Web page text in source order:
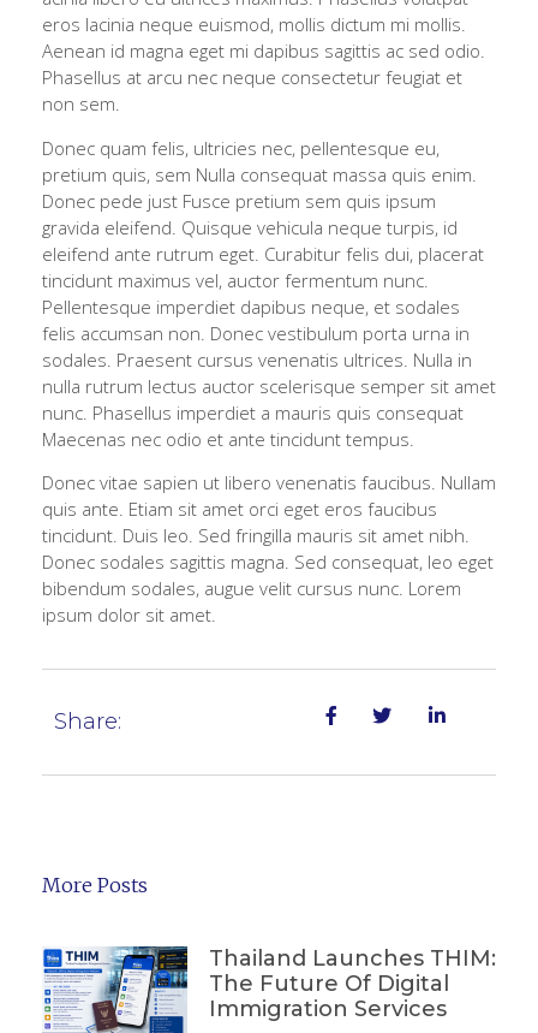
eros lacinia neque euismod, mollis dictum mi mollis.
Aenean id magna eget mi dapibus sagittis ac sed odio.
Phasellus at arcu nec neque consectetur feugiat et
non sem.
Donec quam felis, ultricies nec, pellentesque eu,
pretium quis, sem Nulla consequat massa quis enim.
Donec pede just Fusce pretium sem quis ipsum
gravida eleifend. Quisque vehicula neque turpis, id
eleifend ante rutrum eget. Curabitur felis dui, placerat
tincidunt maximus vel, auctor fermentum nunc.
Pellentesque imperdiet dapibus neque, et sodales
felis accumsan non. Donec vestibulum porta urna in
sodales. Praesent cursus venenatis ultrices. Nulla in
nulla rutrum lectus auctor scelerisque semper sit amet
nunc. Phasellus imperdiet a mauris quis consequat
Maecenas nec odio et ante tincidunt tempus.
Donec vitae sapien ut libero venenatis faucibus. Nullam
quis ante. Etiam sit amet orci eget eros faucibus
tincidunt. Duis leo. Sed fringilla mauris sit amet nibh.
Donec sodales sagittis magna. Sed consequat, leo eget
bibendum sodales, augue velit cursus nunc. Lorem
ipsum dolor sit amet.
Share:
More Posts
Thailand Launches THIM:
The Future Of Digital
Immigration Services